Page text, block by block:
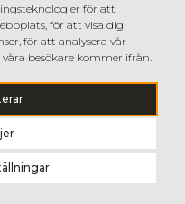
för att
för att visa dig
för att analysera vår
besökare kommer ifrån.